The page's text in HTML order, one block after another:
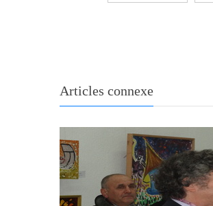
Articles connexe